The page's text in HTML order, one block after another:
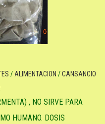
/ ALIMENTACION /CANSANCIO
, NO SIRVE PARA
HUMANO. DOSIS